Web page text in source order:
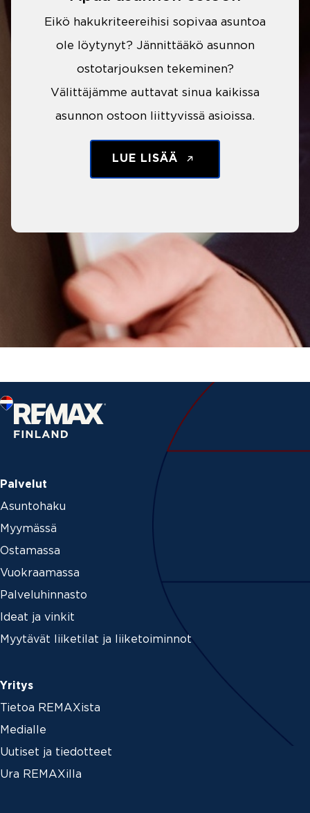
Eikö hakukriteereihisi sopivaa asuntoa
ole löytynyt? Jännittääkö asunnon
ostotarjouksen tekeminen?
Välittäjämme auttavat sinua kaikissa
asunnon ostoon liittyvissä asioissa.
LUE LISÄÄ
Palvelut
Asuntohaku
Myymässä
Ostamassa
Vuokraamassa
Palveluhinnasto
Ideat ja vinkit
Myytävät liiketilat ja liiketoiminnot
Yritys
Tietoa REMAXista
Medialle
Uutiset ja tiedotteet
Ura REMAXilla